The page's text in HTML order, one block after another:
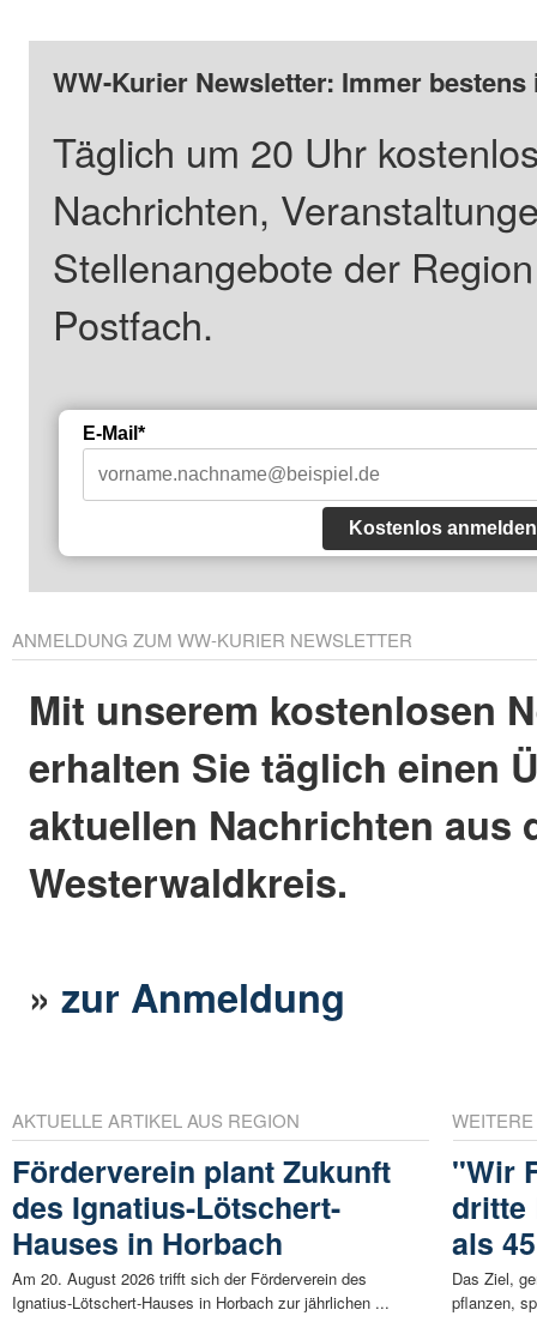
WW-Kurier Newsletter: Immer
Täglich um 20 Uhr
Nachrichten,
Stellenangebote der
Postfach.
E-Mail*
Kostenlos anmelden
ANMELDUNG ZUM WW-KURIER NEWSLETTER
Mit unserem kostenlosen
erhalten Sie täglich einen
aktuellen Nachrichten aus
Westerwaldkreis.
»zur Anmeldung
AKTUELLE ARTIKEL AUS REGION
Förderverein plant Zukunft
des Ignatius-Lötschert-
Hauses in Horbach
Am 20. August 2026 trifft sich der Förderverein des
Ignatius-Lötschert-Hauses in Horbach zur jährlichen ...
"Wir
dritte
als
Das Ziel,
pflanzen,